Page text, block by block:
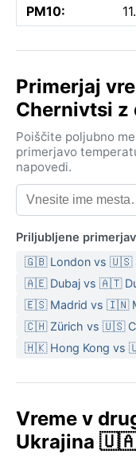
PM10:
Primerjaj
Chernivtsi z
Poiščite poljubno
primerjavo
napovedi.
Priljubljene
🇬🇧 London vs 🇺🇸
🇦🇪 Dubaj vs 🇦🇹
🇪🇸 Madrid vs 🇮🇳
🇨🇭 Zürich vs 🇺🇸
🇭🇰 Hong Kong vs
Vreme v
Ukrajina